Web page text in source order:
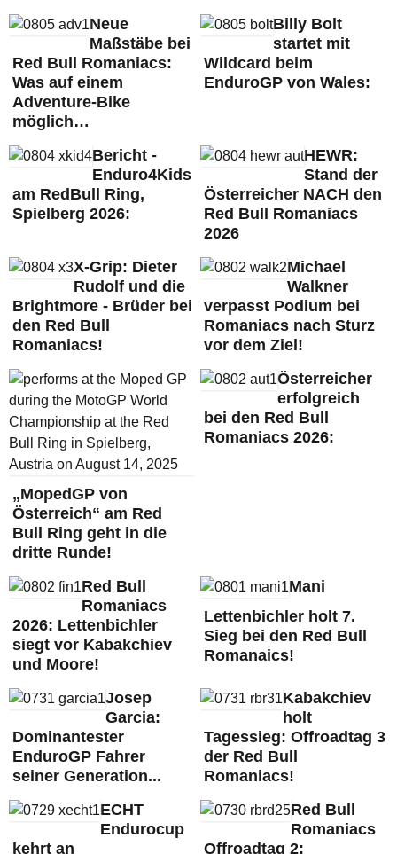
Neue
Maßstäbe bei
Red Bull Romaniacs:
Was auf einem
Adventure-Bike
möglich…
Billy Bolt
startet mit
Wildcard beim
EnduroGP von Wales:
Bericht -
Enduro4Kids
am RedBull Ring,
Spielberg 2026:
HEWR:
Stand der
Österreicher NACH den
Red Bull Romaniacs
2026
X-Grip: Dieter
Rudolf und die
Brightmore - Brüder bei
den Red Bull
Romaniacs!
Michael
Walkner
verpasst Podium bei
Romaniacs nach Sturz
vor dem Ziel!
„MopedGP von
Österreich“ am Red
Bull Ring geht in die
dritte Runde!
Österreicher
erfolgreich
bei den Red Bull
Romaniacs 2026:
Red Bull
Romaniacs
2026: Lettenbichler
siegt vor Kabakchiev
und Moore!
Mani
Lettenbichler holt 7.
Sieg bei den Red Bull
Romanaics!
Josep
Garcia:
Dominantester
EnduroGP Fahrer
seiner Generation...
Kabakchiev
holt
Tagessieg: Offroadtag 3
der Red Bull
Romaniacs!
ECHT
Endurocup
kehrt an
Red Bull
Romaniacs
Offroadtag 2: